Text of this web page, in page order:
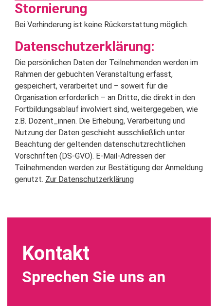
Stornierung
Bei Verhinderung ist keine Rückerstattung möglich.
Datenschutzerklärung:
Die persönlichen Daten der Teilnehmenden werden im
Rahmen der gebuchten Veranstaltung erfasst,
gespeichert, verarbeitet und – soweit für die
Organisation erforderlich – an Dritte, die direkt in den
Fortbildungsablauf involviert sind, weitergegeben, wie
z.B. Dozent_innen. Die Erhebung, Verarbeitung und
Nutzung der Daten geschieht ausschließlich unter
Beachtung der geltenden datenschutzrechtlichen
Vorschriften (DS-GVO). E-Mail-Adressen der
Teilnehmenden werden zur Bestätigung der Anmeldung
genutzt. Zur Datenschutzerklärung
Kontakt
Sprechen Sie uns an